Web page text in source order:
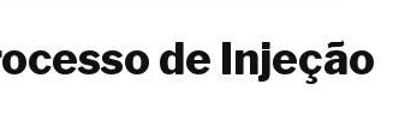
de Injeção